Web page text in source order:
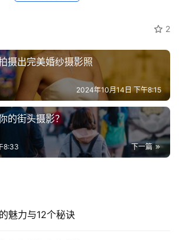
2
摄出完美婚纱摄影照
2024年10月14日 下午8:15
的街头摄影？
下一篇
8:33
魅力与12个秘诀